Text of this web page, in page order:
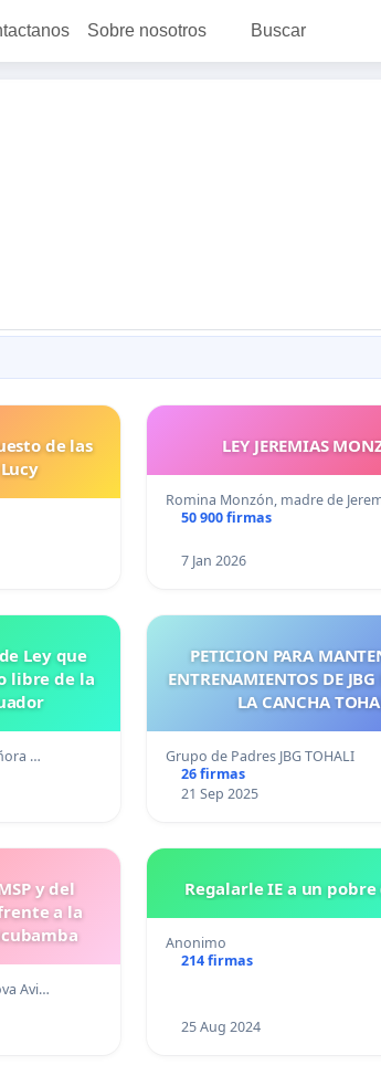
Sobre nosotros Buscar
de las
LEY JEREMIAS
Romina Monzón, madre de
50 900 firmas
7 Jan 2026
Ley que
libre de la
…
PETICION PARA
ENTRENAMIENTOS DE
LA CANCHA
Grupo de Padres JBG TOHALI
26 firmas
21 Sep 2025
y del
a la
Avi…
Regalarle IE a un pobre
Anonimo
214 firmas
25 Aug 2024